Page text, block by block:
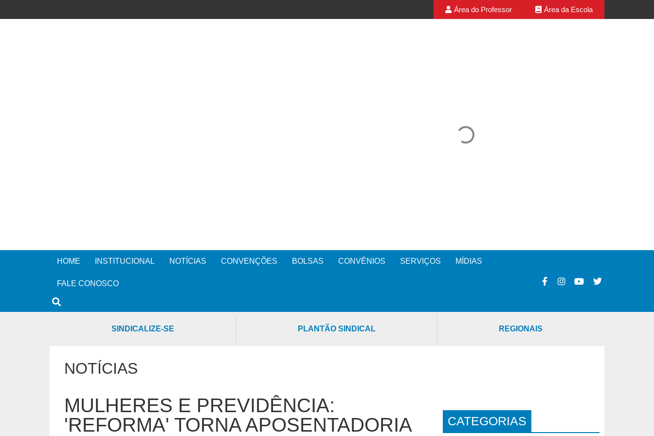
Área do Professor Área da Escola
HOME INSTITUCIONAL NOTÍCIAS CONVENÇÕES BOLSAS CONVÊNIOS SERVIÇOS MÍDIAS
FALE CONOSCO
SINDICALIZE-SE PLANTÃO SINDICAL REGIONAIS
NOTÍCIAS
MULHERES E PREVIDÊNCIA:
'REFORMA' TORNA APOSENTADORIA
CATEGORIAS